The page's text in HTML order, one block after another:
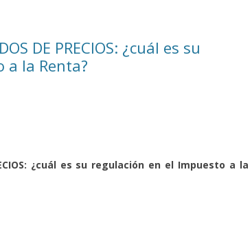
DE PRECIOS: ¿cuál es su
a la Renta?
¿cuál es su regulación en el Impuesto a la